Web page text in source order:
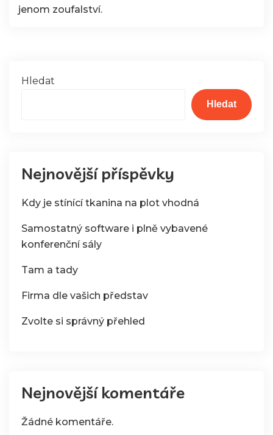
jenom zoufalství.
Hledat
Hledat
Nejnovější příspěvky
Kdy je stínící tkanina na plot vhodná
Samostatný software i plně vybavené
konferenční sály
Tam a tady
Firma dle vašich představ
Zvolte si správný přehled
Nejnovější komentáře
Žádné komentáře.